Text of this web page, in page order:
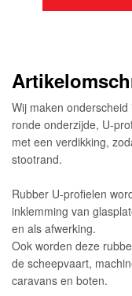
Wij maken
ronde onderzijde, U-
met een verdikking,
stootrand.
Rubber U-profielen
inklemming van
en als afwerking.
Ook worden deze
de scheepvaart,
caravans en boten.